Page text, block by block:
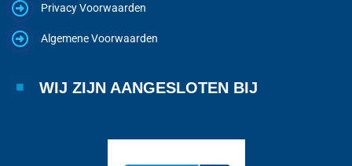
Privacy Voorwaarden
Algemene Voorwaarden
WIJ ZIJN AANGESLOTEN BIJ